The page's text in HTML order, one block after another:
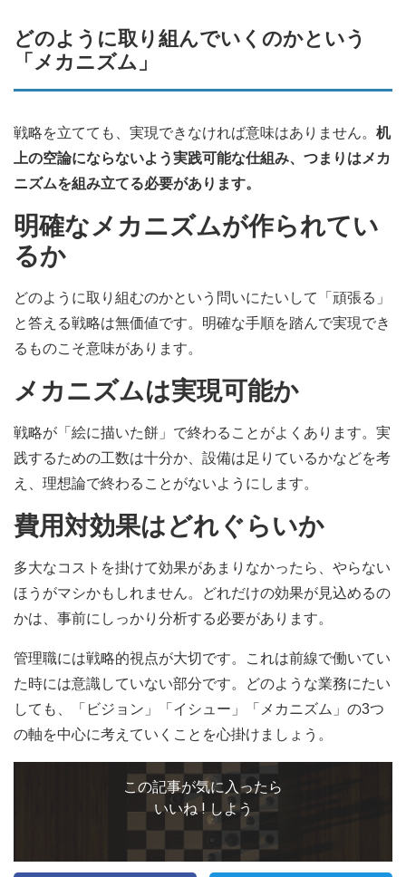
どのように取り組んでいくのかという
「メカニズム」
戦略を立てても、実現できなければ意味はありません。 机
上の空論にならないよう実践可能な仕組み、つまりはメカ
ニズムを組み立てる必要があります。
明確なメカニズムが作られてい
るか
どのように取り組むのかという問いにたいして「頑張る」
と答える戦略は無価値です。明確な手順を踏んで実現でき
るものこそ意味があります。
メカニズムは実現可能か
戦略が「絵に描いた餅」で終わることがよくあります。実
践するための工数は十分か、設備は足りているかなどを考
え、理想論で終わることがないようにします。
費用対効果はどれぐらいか
多大なコストを掛けて効果があまりなかったら、やらない
ほうがマシかもしれません。どれだけの効果が見込めるの
かは、事前にしっかり分析する必要があります。
管理職には戦略的視点が大切です。これは前線で働いてい
た時には意識していない部分です。どのような業務にたい
しても、「ビジョン」「イシュー」「メカニズム」の3つ
の軸を中心に考えていくことを心掛けましょう。
この記事が気に入ったら
いいね ! しよう